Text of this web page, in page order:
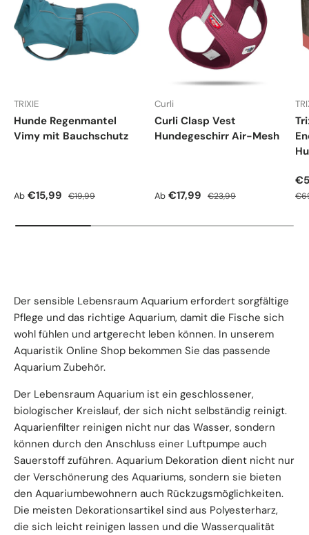
TRIXIE
Hunde Regenmantel
Vimy mit Bauchschutz
Verkaufspreis
Ab €15,99 Normaler Preis
€19,99
Curli
Curli Clasp Vest
Hundegeschirr Air-Mesh
Verkaufspreis
Ab €17,99 Normaler Preis
€23,99
Der sensible Lebensraum Aquarium erfordert sorgfältige
Pflege und das richtige Aquarium, damit die Fische sich
wohl fühlen und artgerecht leben können. In unserem
Aquaristik Online Shop bekommen Sie das passende
Aquarium Zubehör.
Der Lebensraum Aquarium ist ein geschlossener,
biologischer Kreislauf, der sich nicht selbständig reinigt.
Aquarienfilter reinigen nicht nur das Wasser, sondern
können durch den Anschluss einer Luftpumpe auch
Sauerstoff zuführen. Aquarium Dekoration dient nicht nur
der Verschönerung des Aquariums, sondern sie bieten
den Aquariumbewohnern auch Rückzugsmöglichkeiten.
Die meisten Dekorationsartikel sind aus Polyesterharz,
die sich leicht reinigen lassen und die Wasserqualität